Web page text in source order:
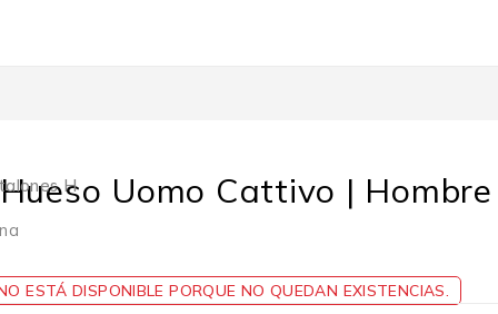
H Uomo Cattivo | Hombre
ESTÁ DISPONIBLE PORQUE NO QUEDAN EXISTENCIAS.